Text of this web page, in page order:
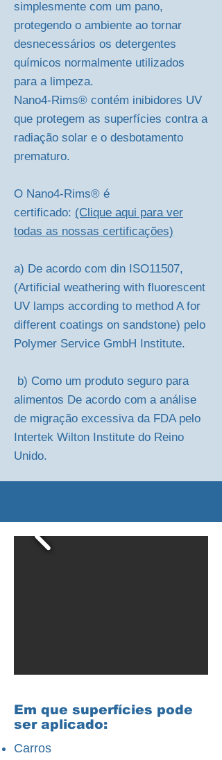
simplesmente com um pano,
protegendo o ambiente ao tornar
desnecessários os detergentes
químicos normalmente utilizados
para a limpeza.
Nano4-Rims® contém inibidores UV
que protegem as superfícies contra a
radiação solar e o desbotamento
prematuro.
O Nano4-Rims® é
certificado: (Clique aqui para ver
todas as nossas certificações)
a) De acordo com din ISO11507,
(Artificial weathering with fluorescent
UV lamps according to method A for
different coatings on sandstone) pelo
Polymer Service GmbH Institute.
b) Como um produto seguro para
alimentos De acordo com a análise
de migração excessiva da FDA pelo
Intertek Wilton Institute do Reino
Unido.
Em que superfícies pode
ser aplicado:
Carros